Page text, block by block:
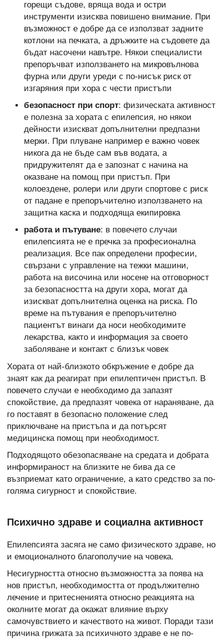
горещи съдове, вряща вода и остри
инструменти изисква повишено внимание. При
възможност е добре да се използват задните
котлони на печката, а дръжките на съдовете да
бъдат насочени навътре. Някои специалисти
препоръчват използването на микровълнова
фурна или други уреди с по-нисък риск от
изгаряния при хора с чести пристъпи
безопасност при спорт: физическата активност
е полезна за хората с епилепсия, но някои
дейности изискват допълнителни предпазни
мерки. При плуване например е важно човек
никога да не бъде сам във водата, а
придружителят да е запознат с начина на
оказване на помощ при пристъп. При
колоездене, ролери или други спортове с риск
от падане е препоръчително използването на
защитна каска и подходяща екипировка
работа и пътуване: в повечето случаи
епилепсията не е пречка за професионална
реализация. Все пак определени професии,
свързани с управление на тежки машини,
работа на височина или носене на отговорност
за безопасността на други хора, могат да
изискват допълнителна оценка на риска. По
време на пътувания е препоръчително
пациентът винаги да носи необходимите
лекарства, както и информация за своето
заболяване и контакт с близък човек
Хората от най-близкото обкръжение е добре да
знаят как да реагират при епилептичен пристъп. В
повечето случаи е необходимо да запазят
спокойствие, да предпазят човека от нараняване, да
го поставят в безопасно положение след
приключване на пристъпа и да потърсят
медицинска помощ при необходимост.
Подходящото обезопасяване на средата и добрата
информираност на близките не бива да се
възприемат като ограничение, а като средство за по-
голяма сигурност и спокойствие.
Психично здраве и социална активност
Епилепсията засяга не само физическото здраве, но
и емоционалното благополучие на човека.
Несигурността относно възможността за поява на
нов пристъп, необходимостта от продължително
лечение и притесненията относно реакцията на
околните могат да окажат влияние върху
самочувствието и качеството на живот. Поради тази
причина грижата за психичното здраве е не по-